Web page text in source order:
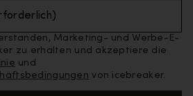
Marketing- und Werbe-E-
zu erhalten und akzeptiere die
und
von icebreaker.